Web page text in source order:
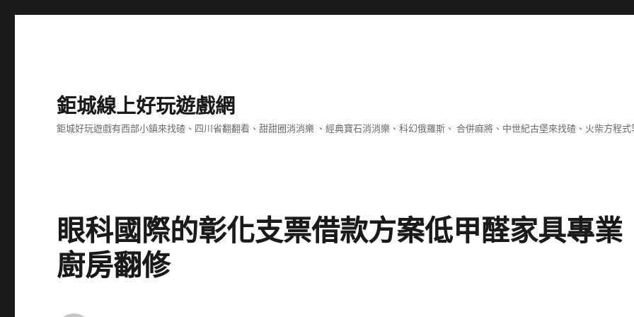
鉅城線上好玩遊戲網
鉅城好玩遊戲有西部小鎮來找碴、四川省翻翻看、甜甜圈消消樂 、經典寶石消消樂、科幻俄羅斯、 合併麻將、中世紀古堡來找碴、火柴方程式
眼科國際的彰化支票借款方案低甲醛家具專業
廚房翻修